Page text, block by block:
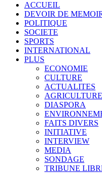
ACCUEIL
DEVOIR DE
POLITIQUE
SOCIETE
SPORTS
INTERNATIONAL
PLUS
ECONOMIE
CULTURE
ACTUALITES
AGRICULTURE
DIASPORA
FAITS DIVERS
INITIATIVE
INTERVIEW
MEDIA
SONDAGE
TRIBUNE